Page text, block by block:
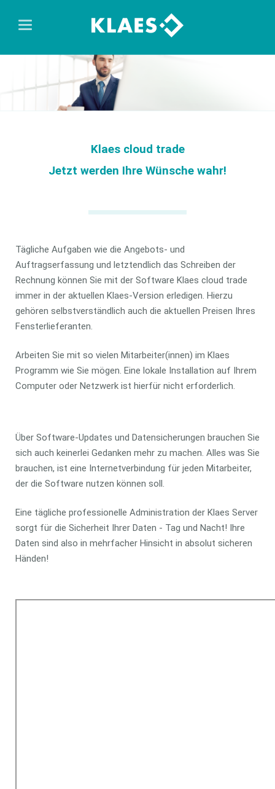
Klaes cloud trade
Jetzt werden Ihre Wünsche wahr!
Tägliche Aufgaben wie die Angebots- und
Auftragserfassung und letztendlich das Schreiben der
Rechnung können Sie mit der Software Klaes cloud trade
immer in der aktuellen Klaes-Version erledigen. Hierzu
gehören selbstverständlich auch die aktuellen Preisen Ihres
Fensterlieferanten.
Arbeiten Sie mit so vielen Mitarbeiter(innen) im Klaes
Programm wie Sie mögen. Eine lokale Installation auf Ihrem
Computer oder Netzwerk ist hierfür nicht erforderlich.
Über Software-Updates und Datensicherungen brauchen Sie
sich auch keinerlei Gedanken mehr zu machen. Alles was Sie
brauchen, ist eine Internetverbindung für jeden Mitarbeiter,
der die Software nutzen können soll.
Eine tägliche professionelle Administration der Klaes Server
sorgt für die Sicherheit Ihrer Daten - Tag und Nacht! Ihre
Daten sind also in mehrfacher Hinsicht in absolut sicheren
Händen!